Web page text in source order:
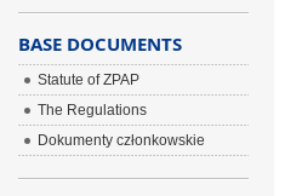
BASE DOCUMENTS
Statute of ZPAP
The Regulations
Dokumenty członkowskie